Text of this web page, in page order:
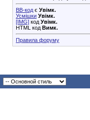
BB-код є Увімк.
Усмішки Увімк.
[IMG] код Увімк.
HTML код Вимк.
Правила форуму